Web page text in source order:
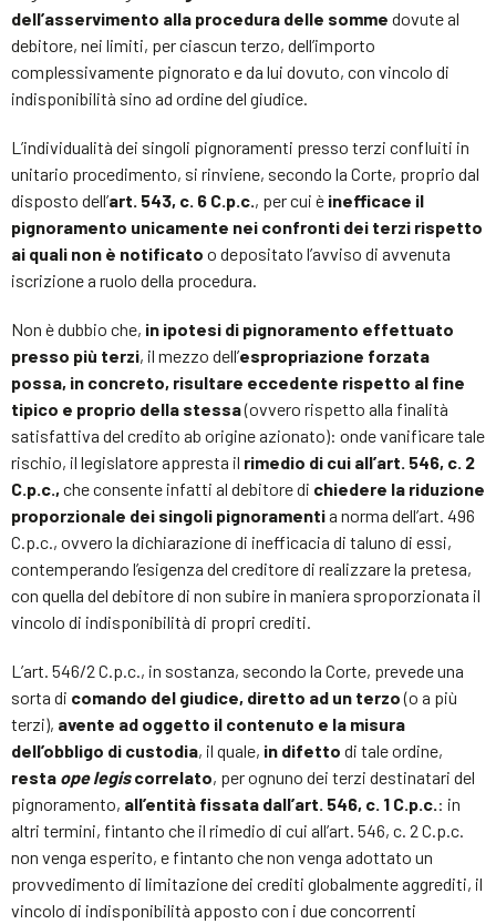
dell’asservimento alla procedura delle somme dovute al
debitore, nei limiti, per ciascun terzo, dell’importo
complessivamente pignorato e da lui dovuto, con vincolo di
indisponibilità sino ad ordine del giudice.
L’individualità dei singoli pignoramenti presso terzi confluiti in
unitario procedimento, si rinviene, secondo la Corte, proprio dal
disposto dell’art. 543, c. 6 C.p.c., per cui è inefficace il
pignoramento unicamente nei confronti dei terzi rispetto
ai quali non è notificato o depositato l’avviso di avvenuta
iscrizione a ruolo della procedura.
Non è dubbio che, in ipotesi di pignoramento effettuato
presso più terzi, il mezzo dell’espropriazione forzata
possa, in concreto, risultare eccedente rispetto al fine
tipico e proprio della stessa(ovvero rispetto alla finalità
satisfattiva del credito ab origine azionato): onde vanificare tale
rischio, il legislatore appresta il rimedio di cui all’art. 546, c. 2
C.p.c., che consente infatti al debitore di chiedere la riduzione
proporzionale dei singoli pignoramentia norma dell’art. 496
C.p.c., ovvero la dichiarazione di inefficacia di taluno di essi,
contemperando l’esigenza del creditore di realizzare la pretesa,
con quella del debitore di non subire in maniera sproporzionata il
vincolo di indisponibilità di propri crediti.
L’art. 546/2 C.p.c., in sostanza, secondo la Corte, prevede una
sorta di comando del giudice, diretto ad un terzo(o a più
terzi), avente ad oggetto il contenuto e la misura
dell’obbligo di custodia, il quale, in difetto di tale ordine,
resta ope legiscorrelato, per ognuno dei terzi destinatari del
pignoramento, all’entità fissata dall’art. 546, c. 1 C.p.c.: in
altri termini, fintanto che il rimedio di cui all’art. 546, c. 2 C.p.c.
non venga esperito, e fintanto che non venga adottato un
provvedimento di limitazione dei crediti globalmente aggrediti, il
vincolo di indisponibilità apposto con i due concorrenti